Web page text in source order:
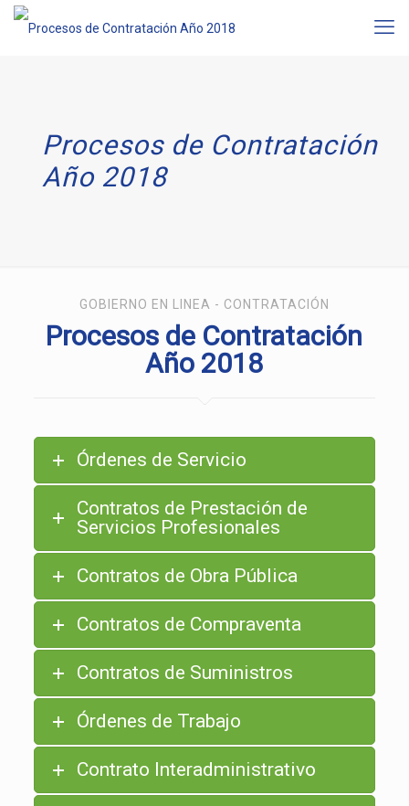
Procesos de Contratación
Año 2018
GOBIERNO EN LINEA - CONTRATACIÓN
Procesos de Contratación
Año 2018
Órdenes de Servicio
Contratos de Prestación de
Servicios Profesionales
Contratos de Obra Pública
Contratos de Compraventa
Contratos de Suministros
Órdenes de Trabajo
Contrato Interadministrativo